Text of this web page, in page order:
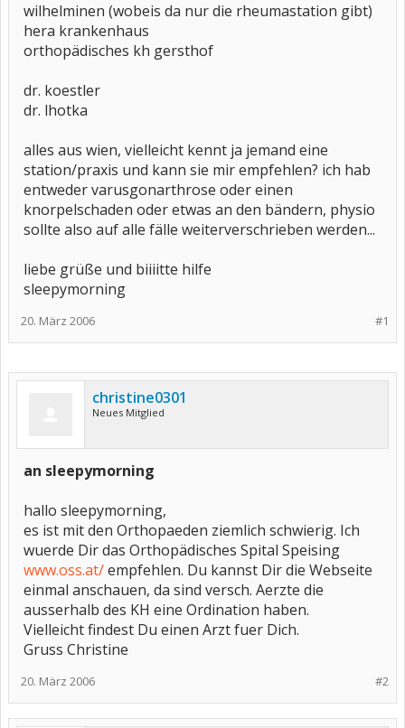
wilhelminen (wobeis da nur die rheumastation gibt)
hera krankenhaus
orthopädisches kh gersthof
dr. koestler
dr. lhotka
alles aus wien, vielleicht kennt ja jemand eine
station/praxis und kann sie mir empfehlen? ich hab
entweder varusgonarthrose oder einen
knorpelschaden oder etwas an den bändern, physio
sollte also auf alle fälle weiterverschrieben werden...
liebe grüße und biiiitte hilfe
sleepymorning
#1
20. März 2006
christine0301
Neues Mitglied
an sleepymorning
hallo sleepymorning,
es ist mit den Orthopaeden ziemlich schwierig. Ich
wuerde Dir das Orthopädisches Spital Speising
www.oss.at/empfehlen. Du kannst Dir die Webseite
einmal anschauen, da sind versch. Aerzte die
ausserhalb des KH eine Ordination haben.
Vielleicht findest Du einen Arzt fuer Dich.
Gruss Christine
#2
20. März 2006